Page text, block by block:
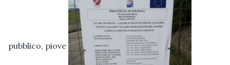
pubblico, piove